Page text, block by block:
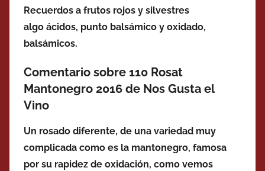
Recuerdos a frutos rojos y silvestres
algo ácidos, punto balsámico y oxidado,
balsámicos.
Comentario sobre 110 Rosat
Mantonegro 2016 de Nos Gusta el
Vino
Un rosado diferente, de una variedad muy
complicada como es la mantonegro, famosa
por su rapidez de oxidación, como vemos